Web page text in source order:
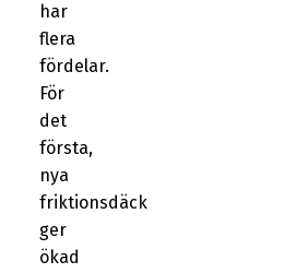
har
flera
fördelar.
För
det
första,
nya
friktionsdäck
ger
ökad